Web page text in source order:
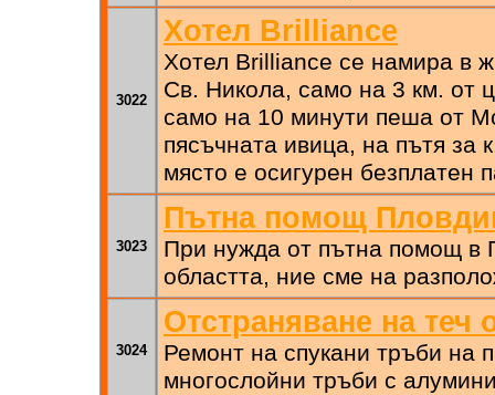
3022
Хотел Brilliance
Хотел Brilliance се намира в
Св. Никола, само на 3 км. от
само на 10 минути пеша от
пясъчната ивица, на пътя за
място е осигурен безплатен
3023
Пътна помощ
При нужда от пътна помощ в
областта, ние сме на
3024
Отстраняване на теч
Ремонт на спукани тръби на
многослойни тръби с